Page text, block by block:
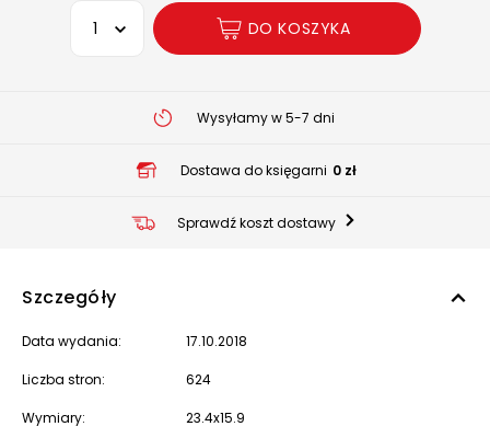
Wybierz opcję
DO KOSZYKA
Wysyłamy w 5-7 dni
Dostawa do księgarni 0 zł
Sprawdź koszt dostawy
Szczegóły
Data wydania: 17.10.2018
Liczba stron: 624
Wymiary: 23.4x15.9